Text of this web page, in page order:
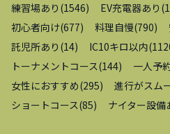
練習場あり (1546) EV充電器あり (
初心者向け(677) 料理自慢(790)
託児所あり (14) IC10キロ以内(
トーナメントコース(144) 一人予
女性におすすめ(295) 進行がスム
ショートコース(85) ナイター設備